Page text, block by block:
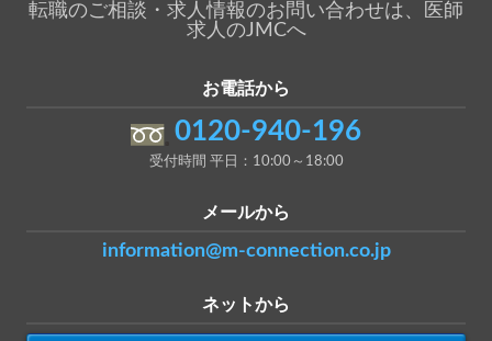
転職のご相談・求人情報のお問い合わせは、医師
求人のJMCへ
お電話から
0120-940-196
受付時間 平日：10:00～18:00
メールから
information@m-connection.co.jp
ネットから